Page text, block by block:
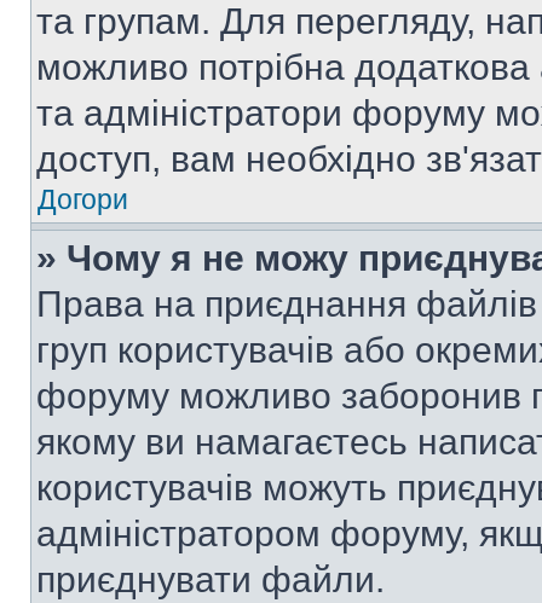
та групам. Для перегляду,
можливо потрібна
та адміністратори форуму
доступ, вам необхідно
Догори
» Чому я не можу
Права на приєднання
груп користувачів або
форуму можливо заборонив
якому ви намагаєтесь
користувачів можуть
адміністратором форуму,
приєднувати файли.